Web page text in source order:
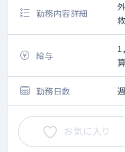
勤務内容詳細
給与
勤務日数
お気に入り